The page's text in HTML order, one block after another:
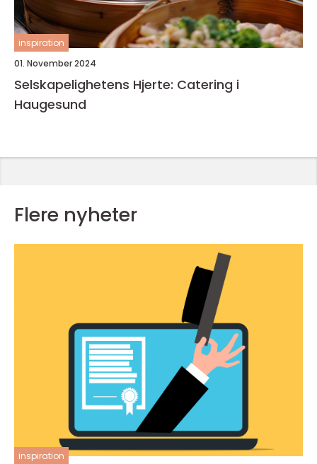
inspiration
01. November 2024
Selskapelighetens Hjerte: Catering i
Haugesund
Flere nyheter
inspiration